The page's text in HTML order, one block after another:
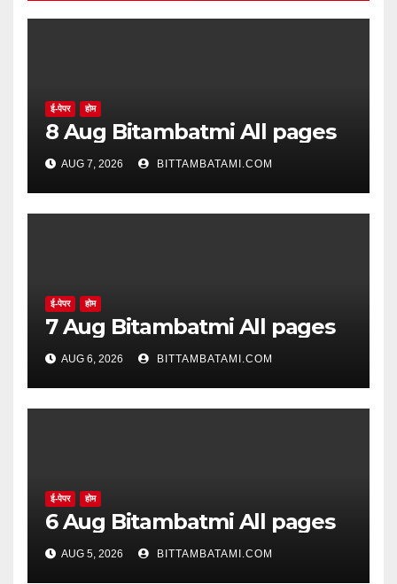
ई-पेपर होम
8 Aug Bitambatmi All pages
AUG 7, 2026 BITTAMBATAMI.COM
ई-पेपर होम
7 Aug Bitambatmi All pages
AUG 6, 2026 BITTAMBATAMI.COM
ई-पेपर होम
6 Aug Bitambatmi All pages
AUG 5, 2026 BITTAMBATAMI.COM